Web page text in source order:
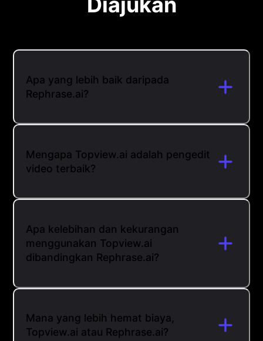
Apa yang lebih baik daripada
Rephrase.ai?
Mengapa Topview.ai adalah pengedit
video terbaik?
Apa kelebihan dan kekurangan
menggunakan Topview.ai
dibandingkan Rephrase.ai?
Mana yang lebih hemat biaya,
Topview.ai atau Rephrase.ai?